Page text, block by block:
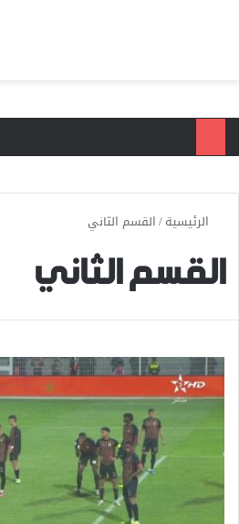
الرئيسية/القسم الثاني
القسم الثاني